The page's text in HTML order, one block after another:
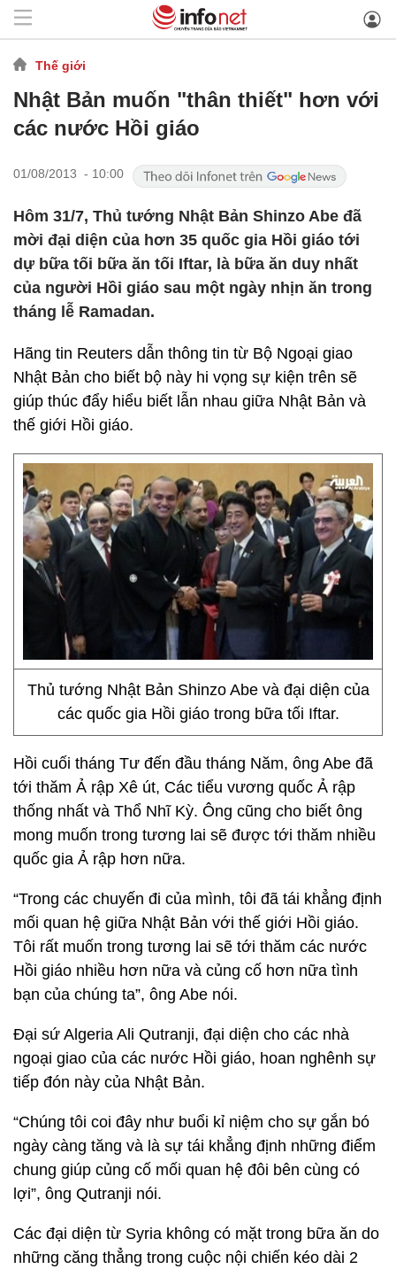
Thế giới
Nhật Bản muốn "thân thiết" hơn với
các nước Hồi giáo
01/08/2013 - 10:00
Hôm 31/7, Thủ tướng Nhật Bản Shinzo Abe đã
mời đại diện của hơn 35 quốc gia Hồi giáo tới
dự bữa tối bữa ăn tối Iftar, là bữa ăn duy nhất
của người Hồi giáo sau một ngày nhịn ăn trong
tháng lễ Ramadan.
Hãng tin Reuters dẫn thông tin từ Bộ Ngoại giao
Nhật Bản cho biết bộ này hi vọng sự kiện trên sẽ
giúp thúc đẩy hiểu biết lẫn nhau giữa Nhật Bản và
thế giới Hồi giáo.
Thủ tướng Nhật Bản Shinzo Abe và đại diện của
các quốc gia Hồi giáo trong bữa tối Iftar.
Hồi cuối tháng Tư đến đầu tháng Năm, ông Abe đã
tới thăm Ả rập Xê út, Các tiểu vương quốc Ả rập
thống nhất và Thổ Nhĩ Kỳ. Ông cũng cho biết ông
mong muốn trong tương lai sẽ được tới thăm nhiều
quốc gia Ả rập hơn nữa.
“Trong các chuyến đi của mình, tôi đã tái khẳng định
mối quan hệ giữa Nhật Bản với thế giới Hồi giáo.
Tôi rất muốn trong tương lai sẽ tới thăm các nước
Hồi giáo nhiều hơn nữa và củng cố hơn nữa tình
bạn của chúng ta”, ông Abe nói.
Đại sứ Algeria Ali Qutranji, đại diện cho các nhà
ngoại giao của các nước Hồi giáo, hoan nghênh sự
tiếp đón này của Nhật Bản.
“Chúng tôi coi đây như buổi kỉ niệm cho sự gắn bó
ngày càng tăng và là sự tái khẳng định những điểm
chung giúp củng cố mối quan hệ đôi bên cùng có
lợi”, ông Qutranji nói.
Các đại diện từ Syria không có mặt trong bữa ăn do
những căng thẳng trong cuộc nội chiến kéo dài 2